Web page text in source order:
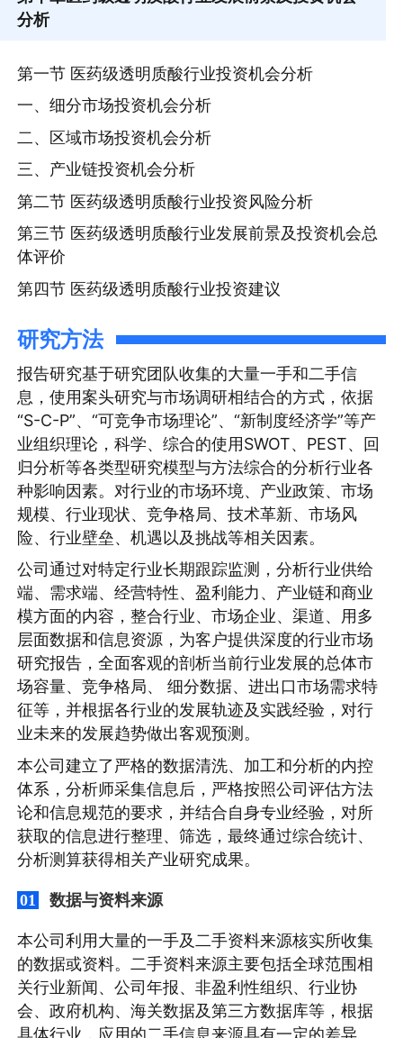
分析
第一节 医药级透明质酸行业投资机会分析
一、细分市场投资机会分析
二、区域市场投资机会分析
三、产业链投资机会分析
第二节 医药级透明质酸行业投资风险分析
第三节 医药级透明质酸行业发展前景及投资机会总
体评价
第四节 医药级透明质酸行业投资建议
研究方法
报告研究基于研究团队收集的大量一手和二手信
息，使用案头研究与市场调研相结合的方式，依据
“S-C-P”、“可竞争市场理论”、“新制度经济学”等产
业组织理论，科学、综合的使用SWOT、PEST、回
归分析等各类型研究模型与方法综合的分析行业各
种影响因素。对行业的市场环境、产业政策、市场
规模、行业现状、竞争格局、技术革新、市场风
险、行业壁垒、机遇以及挑战等相关因素。
公司通过对特定行业长期跟踪监测，分析行业供给
端、需求端、经营特性、盈利能力、产业链和商业
模方面的内容，整合行业、市场企业、渠道、用多
层面数据和信息资源，为客户提供深度的行业市场
研究报告，全面客观的剖析当前行业发展的总体市
场容量、竞争格局、 细分数据、进出口市场需求特
征等，并根据各行业的发展轨迹及实践经验，对行
业未来的发展趋势做出客观预测。
本公司建立了严格的数据清洗、加工和分析的内控
体系，分析师采集信息后，严格按照公司评估方法
论和信息规范的要求，并结合自身专业经验，对所
获取的信息进行整理、筛选，最终通过综合统计、
分析测算获得相关产业研究成果。
01 数据与资料来源
本公司利用大量的一手及二手资料来源核实所收集
的数据或资料。二手资料来源主要包括全球范围相
关行业新闻、公司年报、非盈利性组织、行业协
会、政府机构、海关数据及第三方数据库等，根据
具体行业，应用的二手信息来源具有一定的差异。